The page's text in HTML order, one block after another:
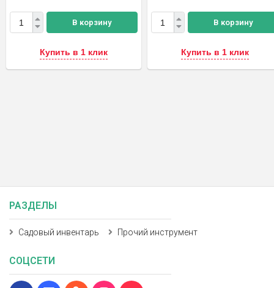
В корзину
Купить в 1 клик
В корзину
Купить в 1 клик
РАЗДЕЛЫ
Садовый инвентарь Прочий инструмент
СОЦСЕТИ